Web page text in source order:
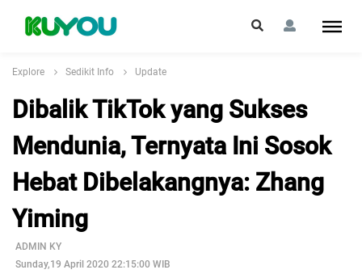
Explore Sedikit Info Update
Dibalik TikTok yang Sukses
Mendunia, Ternyata Ini Sosok
Hebat Dibelakangnya: Zhang
Yiming
ADMIN KY
Sunday,19 April 2020 22:15:00 WIB